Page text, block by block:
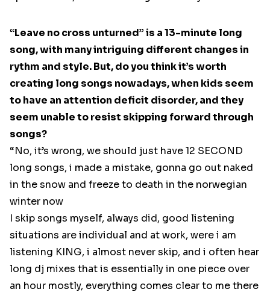
“Leave no cross unturned” is a 13-minute long
song, with many intriguing different changes in
rythm and style. But, do you think it’s worth
creating long songs nowadays, when kids seem
to have an attention deficit disorder, and they
seem unable to resist skipping forward through
songs?
“No, it’s wrong, we should just have 12 SECOND
long songs, i made a mistake, gonna go out naked
in the snow and freeze to death in the norwegian
winter now
I skip songs myself, always did, good listening
situations are individual and at work, were i am
listening KING, i almost never skip, and i often hear
long dj mixes that is essentially in one piece over
an hour mostly, everything comes clear to me there